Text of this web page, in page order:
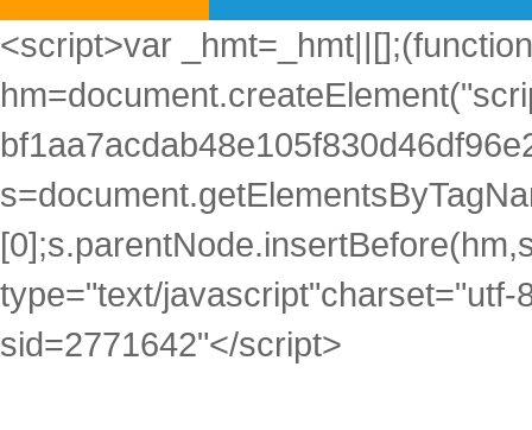
<script>var
type="text/
sid=2771642"</script>